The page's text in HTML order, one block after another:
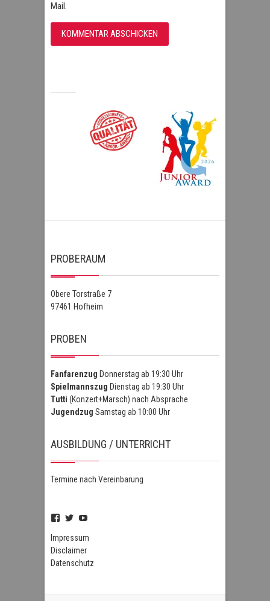
Mail.
PROBERAUM
Obere Torstraße 7
97461 Hofheim
PROBEN
Fanfarenzug Donnerstag ab 19:30 Uhr
Spielmannszug Dienstag ab 19:30 Uhr
Tutti (Konzert+Marsch) nach Absprache
Jugendzug Samstag ab 10:00 Uhr
AUSBILDUNG / UNTERRICHT
Termine nach Vereinbarung
Profil
FSZHofheim
auf
Facebook
anzeigen
Profil
FSZHOH
auf
Twitter
anzeigen
UCIPUnOSBlWxEpiBka0jOAfw
anzeigen
Impressum
Disclaimer
Datenschutz